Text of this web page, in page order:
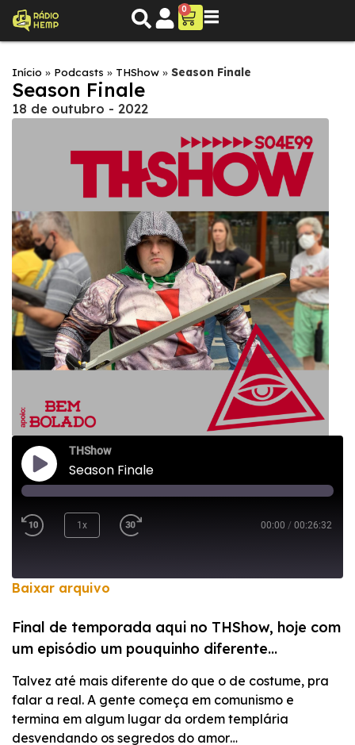
0
Início » Podcasts » THShow » Season Finale
Season Finale
18 de outubro - 2022
THShow
Season Finale
1x 00:00 / 00:26:32
FEED RSS
LINK
INCORPORAR
Baixar arquivo
Final de temporada aqui no THShow, hoje com
um episódio um pouquinho diferente…
Talvez até mais diferente do que o de costume, pra
falar a real. A gente começa em comunismo e
termina em algum lugar da ordem templária
desvendando os segredos do amor…